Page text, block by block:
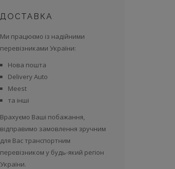
ДОСТАВКА
Ми працюємо із надійними
перевізниками України:
Нова пошта
Delivery Auto
Meest
та інші
Врахуємо Ваші побажання,
відправимо замовлення зручним
для Вас транспортним
перевізником у будь-який регіон
України.